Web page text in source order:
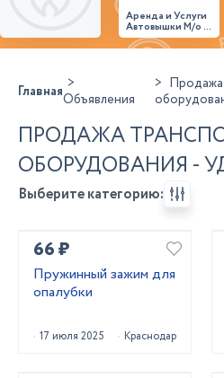
Аренда и Услуги
Автовышки М/о г.
Домодедово
26,28,32 место
ГлавнаяОбъявления
Продажа
ПРОДАЖА
ОБОРУДОВАНИЯ -
Выберите категорию:
66 ₽
Пружинный зажим для
опалубки
17 июля 2025 Краснодар